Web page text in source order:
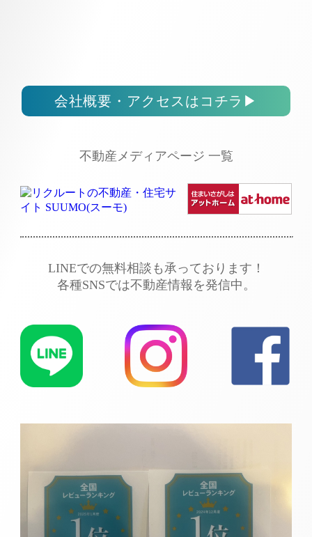
会社概要・アクセスはコチラ ▶
不動産メディアページ 一覧
LINEでの無料相談も承っております！
各種SNSでは不動産情報を発信中。